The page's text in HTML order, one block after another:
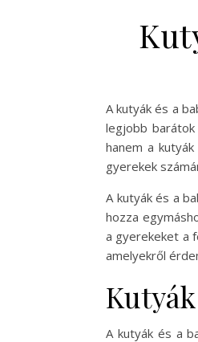
A kutyák és a
legjobb
hanem a
gyerekek
A kutyák és a
hozza
a gyerekeket a
amelyekről
A kutyák és a